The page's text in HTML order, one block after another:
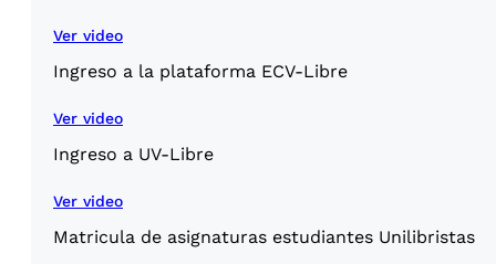
Ver video
Ingreso a la plataforma ECV-Libre
Ver video
Ingreso a UV-Libre
Ver video
Matricula de asignaturas estudiantes Unilibristas